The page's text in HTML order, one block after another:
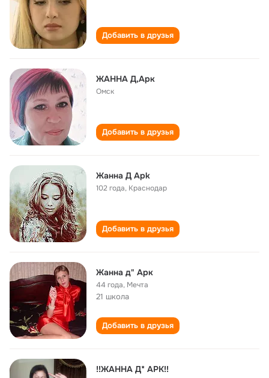
Добавить в друзья
ЖАННА Д,Арк
Омск
Добавить в друзья
Жaннa Д Арk
102 года, Краснодар
Добавить в друзья
Жанна д" Арк
44 года, Мечта
21 школа
Добавить в друзья
!!ЖАННА Д* АРК!!